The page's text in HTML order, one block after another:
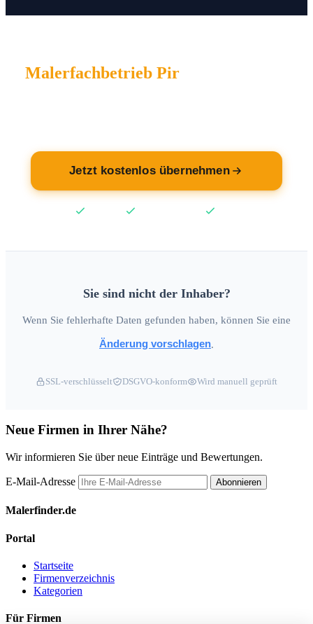
Malerfachbetrieb Pir
Jetzt kostenlos übernehmen
Sie sind nicht der Inhaber?
Wenn Sie fehlerhafte Daten gefunden haben, können Sie eine
Änderung vorschlagen
SSL-verschlüsselt DSGVO-konform Wird manuell geprüft
Neue Firmen in Ihrer Nähe?
Wir informieren Sie über neue Einträge und Bewertungen.
E-Mail-Adresse Abonnieren
Malerfinder.de
Portal
Startseite
Firmenverzeichnis
Kategorien
Für Firmen